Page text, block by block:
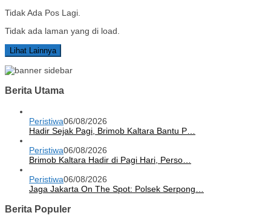
Tidak Ada Pos Lagi.
Tidak ada laman yang di load.
Lihat Lainnya
Berita Utama
Peristiwa06/08/2026
Hadir Sejak Pagi, Brimob Kaltara Bantu P…
Peristiwa06/08/2026
Brimob Kaltara Hadir di Pagi Hari, Perso…
Peristiwa06/08/2026
Jaga Jakarta On The Spot: Polsek Serpong…
Berita Populer